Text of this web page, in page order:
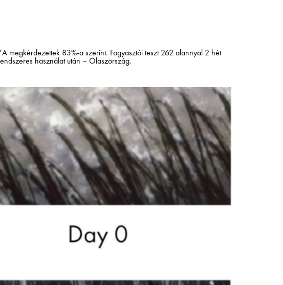
megkérdezettek 83%-a szerint. Fogyasztói teszt 262 alannyal 2 hét
használat után – Olaszország.